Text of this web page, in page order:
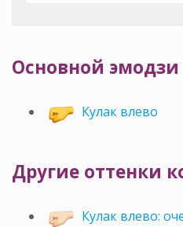
Основной эмодзи
Кулак влево
Другие оттенки
Кулак влево: